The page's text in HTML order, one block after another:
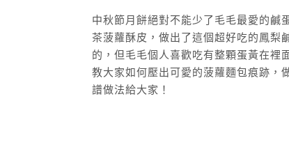
中秋節月餅絕對不能少了毛毛最愛的鹹
茶菠蘿酥皮，做出了這個超好吃的鳳梨
的，但毛毛個人喜歡吃有整顆蛋黃在裡
教大家如何壓出可愛的菠蘿麵包痕跡，
譜做法給大家！